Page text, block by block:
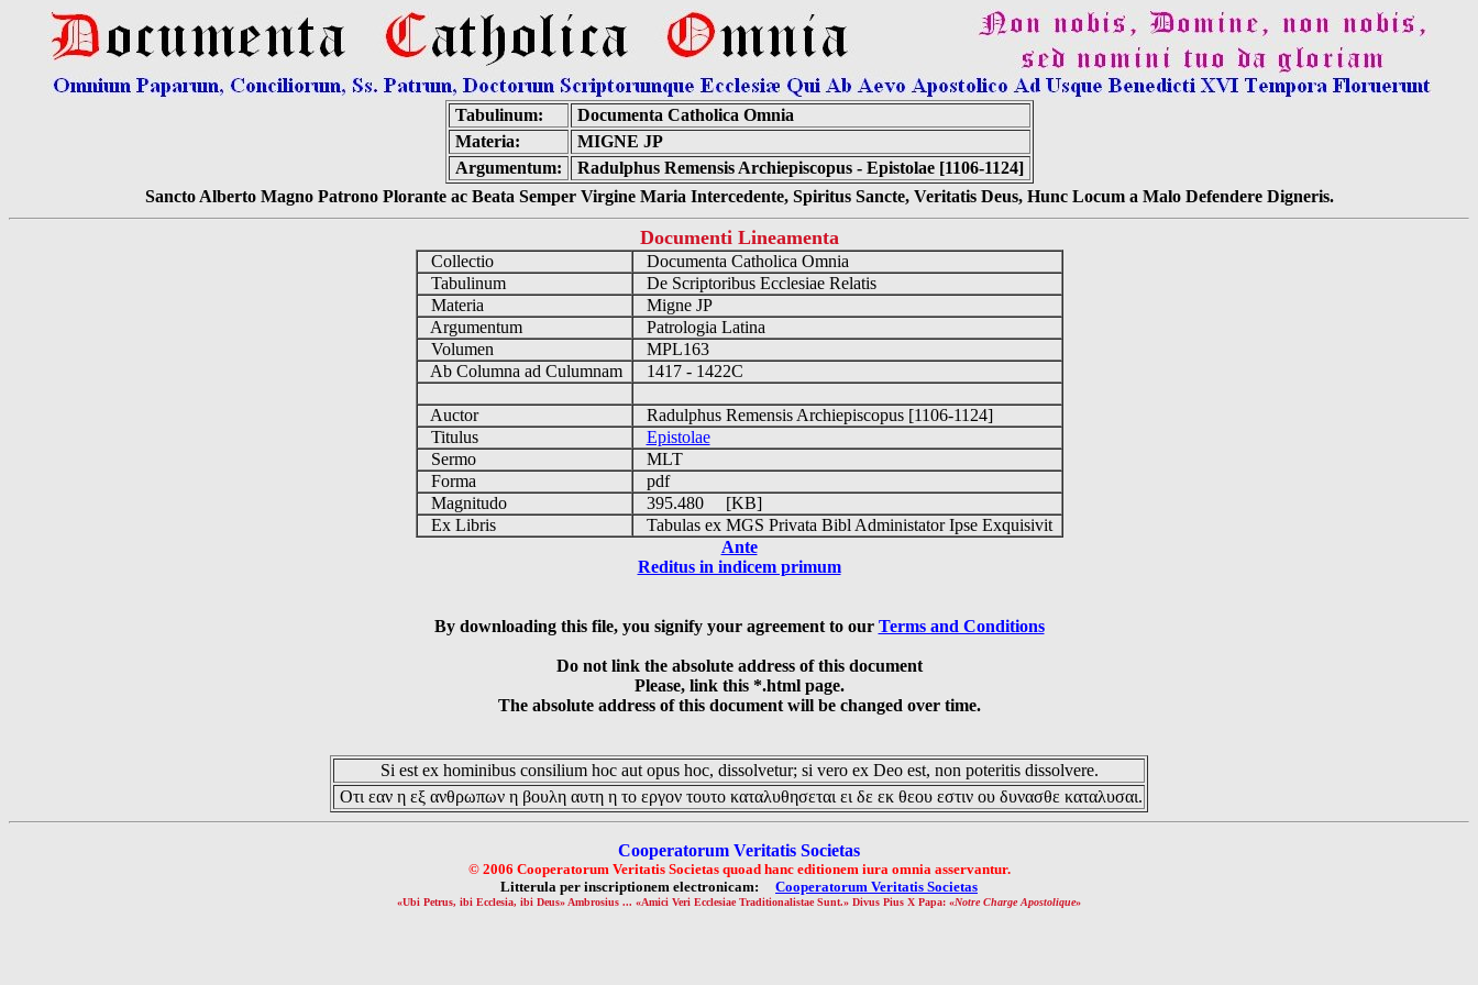
Tabulinum:
Documenta Catholica Omnia
Materia:
MIGNE JP
Argumentum:
Radulphus Remensis Archiepiscopus - Epistolae [1106-1124]
Sancto Alberto Magno Patrono Plorante ac Beata Semper Virgine Maria Intercedente, Spiritus Sancte, Veritatis Deus, Hunc Locum a Malo Defendere Digneris.
Documenti Lineamenta
Collectio
Documenta Catholica Omnia
Tabulinum
De Scriptoribus Ecclesiae Relatis
Materia
Migne JP
Argumentum
Patrologia Latina
Volumen
MPL163
Ab Columna ad Culumnam
1417 - 1422C
Auctor
Radulphus Remensis Archiepiscopus [1106-1124]
Titulus
Epistolae
Sermo
MLT
Forma
pdf
Magnitudo
395.480 [KB]
Ex Libris
Tabulas ex MGS Privata Bibl Administator Ipse Exquisivit
Ante
Reditus in indicem primum
By downloading this file, you signify your agreement to our Terms and Conditions
Do not link the absolute address of this document
Please, link this *.html page.
The absolute address of this document will be changed over time.
Si est ex hominibus consilium hoc aut opus hoc, dissolvetur; si vero ex Deo est, non poteritis dissolvere.
Οτι εαν η εξ ανθρωπων η βουλη αυτη η το εργον τουτο καταλυθησεται ει δε εκ θεου εστιν ου δυνασθε καταλυσαι.
Cooperatorum Veritatis Societas
© 2006 Cooperatorum Veritatis Societas quoad hanc editionem iura omnia asservantur.
Litterula per inscriptionem electronicam: Cooperatorum Veritatis Societas
«Ubi Petrus, ibi Ecclesia, ibi Deus» Ambrosius ... «Amici Veri Ecclesiae Traditionalistae Sunt.» Divus Pius X Papa: «Notre Charge Apostolique»